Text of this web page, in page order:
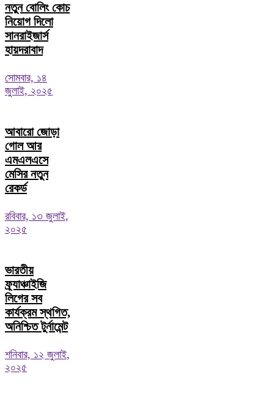
নতুন বোলিং কোচ
নিয়োগ দিলো
সানরাইজার্স
হায়দরাবাদ
সোমবার, ১৪
জুলাই, ২০২৫
আবারো জোড়া
গোল আর
এমএলএসে
মেসির নতুন
রেকর্ড
রবিবার, ১৩ জুলাই,
২০২৫
ভারতীয়
ফ্র্যাঞ্চাইজি
লিগের সব
কার্যক্রম স্থগিত,
অনিশ্চিত টুর্নামেন্ট
শনিবার, ১২ জুলাই,
২০২৫